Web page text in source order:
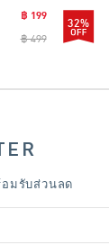
฿ 199
฿ 499
32%
มรับส่วนลด